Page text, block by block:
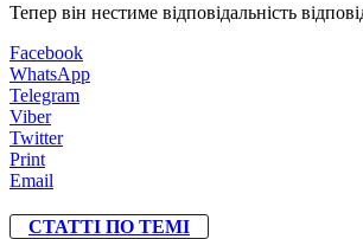
Тепер він нестиме відповідальність
Facebook
WhatsApp
Telegram
Viber
Twitter
Print
Email
СТАТТІ ПО ТЕМІ